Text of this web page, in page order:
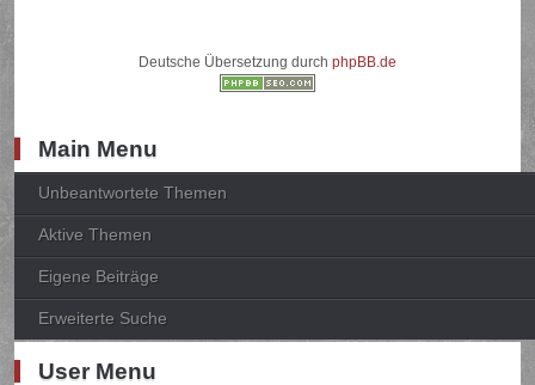
Deutsche Übersetzung durch phpBB.de
Main Menu
Unbeantwortete Themen
Aktive Themen
Eigene Beiträge
Erweiterte Suche
User Menu